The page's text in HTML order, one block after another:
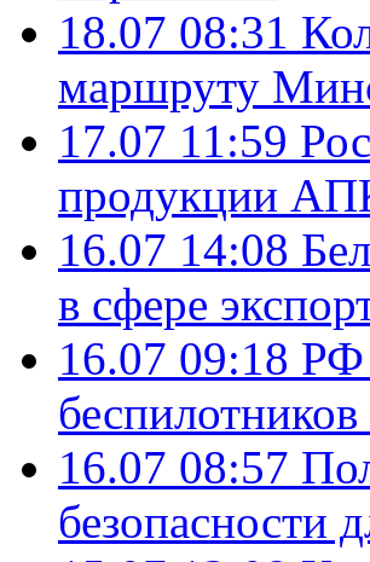
18.07 08:31
маршруту
17.07 11:59
продукции
16.07 14:08
в сфере
16.07 09:18 РФ
16.07 08:57
безопасности